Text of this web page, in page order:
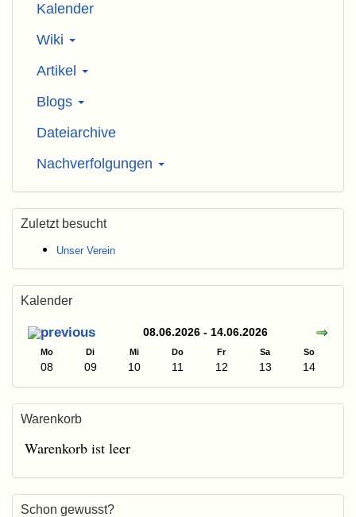
Kalender
Wiki
Artikel
Blogs
Dateiarchive
Nachverfolgungen
Zuletzt besucht
Unser Verein
Kalender
08.06.2026 - 14.06.2026
Mo Di Mi Do Fr Sa So
08 09 10 11 12 13 14
Warenkorb
Warenkorb ist leer
Schon gewusst?